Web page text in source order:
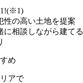
(※1)
性の高い土地を提案
に相談しながら建てる
め
アで